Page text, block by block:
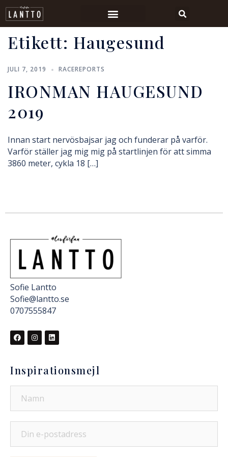
Etikett: Haugesund
JULI 7, 2019 RACEREPORTS
IRONMAN HAUGESUND
2019
Innan start nervösbajsar jag och funderar på varför.
Varför ställer jag mig mig på startlinjen för att simma
3860 meter, cykla 18 […]
Sofie Lantto
Sofie@lantto.se
0707555847
Inspirationsmejl